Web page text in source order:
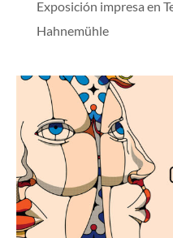
Exposición impresa en
Hahnemühle